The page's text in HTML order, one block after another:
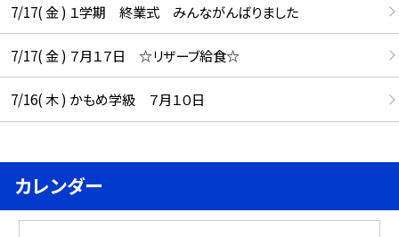
7/17( 金 ) １学期 終業式 みんながんばりました
7/17( 金 ) ７月１７日 ☆リザーブ給食☆
7/16( 木 ) かもめ学級 ７月１０日
カレンダー